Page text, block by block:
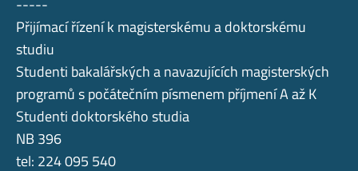
-----
Přijímací řízení k magisterskému a doktorskému
studiu
Studenti bakalářských a navazujících magisterských
programů s počátečním písmenem příjmení A až K
Studenti doktorského studia
NB 396
tel: 224 095 540